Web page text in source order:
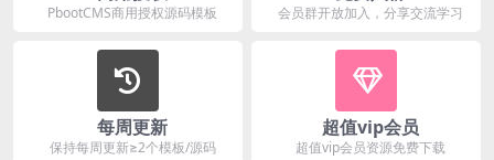
PbootCMS商用授权源码模板 会员群开放加入，分享交流学习
每周更新
保持每周更新≥2个模板/源码
超值vip会员
超值vip会员资源免费下载